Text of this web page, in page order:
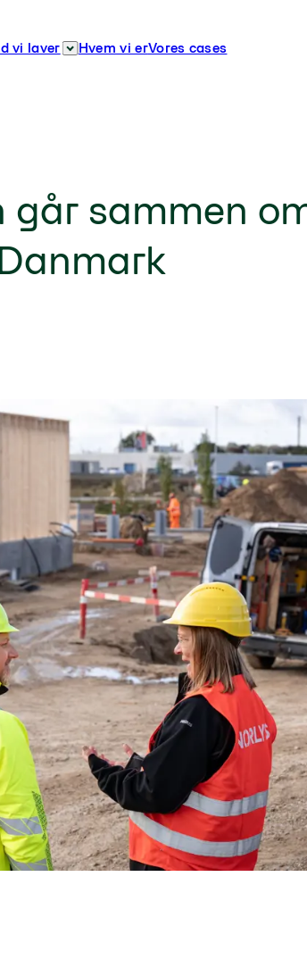
vi laver
Hvem vi erVores cases
går sammen